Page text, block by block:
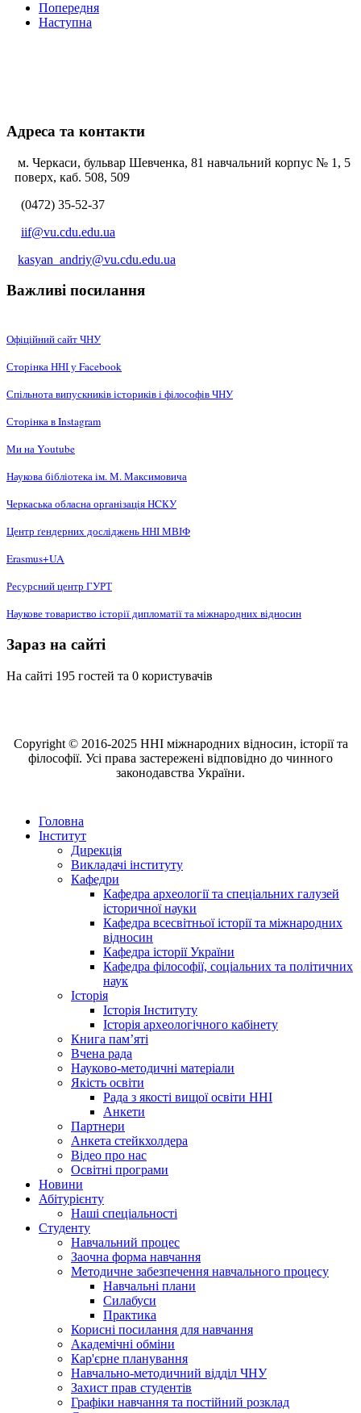
Попередня
Наступна
Адреса та контакти
м. Черкаси, бульвар Шевченка, 81 навчальний корпус № 1, 5
поверх, каб. 508, 509
(0472) 35-52-37
iif@vu.cdu.edu.ua
kasyan_andriy@vu.cdu.edu.ua
Важливі посилання
Офіційний сайт ЧНУ
Сторінка ННІ у Facebook
Спільнота випускників істориків і філософів ЧНУ
Сторінка в Instagram
Ми на Youtube
Наукова бібліотека ім. М. Максимовича
Черкаська обласна організація НCКУ
Центр ґендерних досліджень ННІ МВІФ
Erasmus+UA
Ресурсний центр ГУРТ
Наукове товариство історії дипломатії та міжнародних відносин
Зараз на сайті
На сайті 195 гостей та 0 користувачів
Copyright © 2016-2025 ННІ міжнародних відносин, історії та
філософії. Усі права застережені відповідно до чинного
законодавства України.
Головна
Інститут
Дирекція
Викладачі інституту
Кафедри
Кафедра археології та спеціальних галузей
історичної науки
Кафедра всесвітньої історії та міжнародних
відносин
Кафедра історії України
Кафедра філософії, соціальних та політичних
наук
Історія
Історія Інституту
Історія археологічного кабінету
Книга памʼяті
Вчена рада
Науково-методичні матеріали
Якість освіти
Рада з якості вищої освіти ННІ
Анкети
Партнери
Анкета стейкхолдера
Відео про нас
Освітні програми
Hовини
Абітурієнту
Наші спеціальності
Студенту
Навчальний процес
Заочна форма навчання
Методичне забезпечення навчального процесу
Навчальні плани
Силабуси
Практика
Корисні посилання для навчання
Академічні обміни
Кар'єрне планування
Навчально-методичний відділ ЧНУ
Захист прав студентів
Графіки навчання та постійний розклад